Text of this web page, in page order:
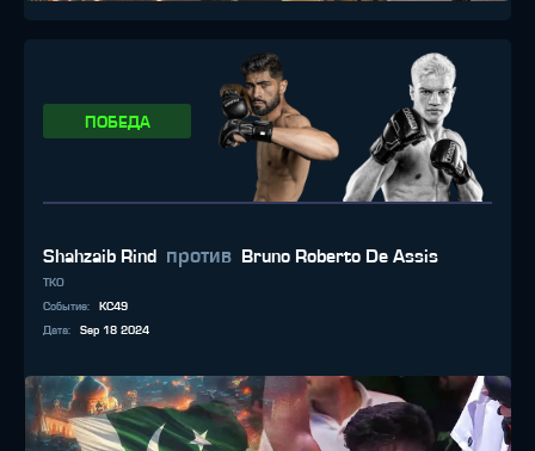
ПОБЕДА
Shahzaib Rind против Bruno Roberto De Assis
TKO
Событие:
KC49
Дата: Sep 18 2024